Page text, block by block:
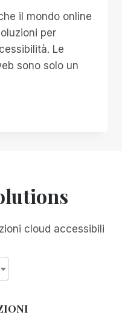
il mondo online
per
Le
sono solo un
cloud accessibili